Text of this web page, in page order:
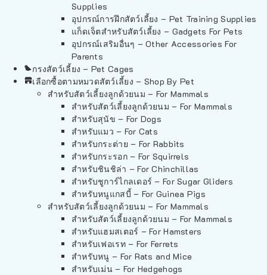
Supplies
อุปกรณ์การฝึกสัตว์เลี้ยง – Pet Training Supplies
แก็ดเจ็ตสำหรับสัตว์เลี้ยง – Gadgets For Pets
อุปกรณ์เสริมอื่นๆ – Other Accessories For
Parents
กรงสัตว์เลี้ยง – Pet Cages
เลือกซื้อตามหมวดสัตว์เลี้ยง – Shop By Pet
สำหรับสัตว์เลี้ยงลูกด้วยนม – For Mammals
สำหรับสัตว์เลี้ยงลูกด้วยนม – For Mammals
สำหรับสุนัข – For Dogs
สำหรับแมว – For Cats
สำหรับกระต่าย – For Rabbits
สำหรับกระรอก – For Squirrels
สำหรับชินชิล่า – For Chinchillas
สำหรับชูการ์ไกลเดอร์ – For Sugar Gliders
สำหรับหนูแกสบี้ – For Guinea Pigs
สำหรับสัตว์เลี้ยงลูกด้วยนม – For Mammals
สำหรับสัตว์เลี้ยงลูกด้วยนม – For Mammals
สำหรับแฮมสเตอร์ – For Hamsters
สำหรับเฟอเรท – For Ferrets
สำหรับหนู – For Rats and Mice
สำหรับเม่น – For Hedgehogs